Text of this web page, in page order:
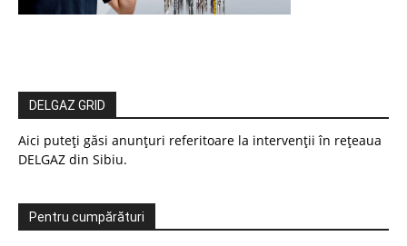
DELGAZ GRID
Aici puteți găsi anunțuri referitoare la intervenții în rețeaua
DELGAZ din Sibiu.
Pentru cumpărături